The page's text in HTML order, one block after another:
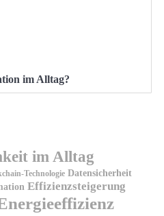
im Alltag?
im Alltag
Technologie Datensicherheit
Effizienzsteigerung